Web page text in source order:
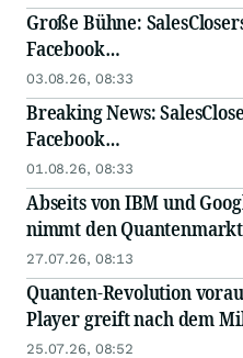
Große Bühne:
Facebook…
03.08.26, 08:33
Breaking News:
Facebook…
01.08.26, 08:33
Abseits von IBM und
nimmt den
27.07.26, 08:13
Quanten-Revolution
Player greift nach dem
25.07.26, 08:52